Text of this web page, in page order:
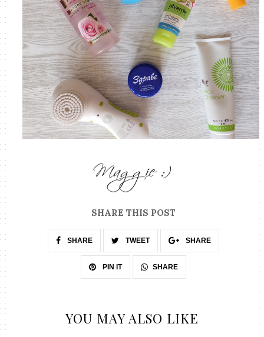
SHARE THIS POST
SHARE TWEET SHARE
PIN IT SHARE
YOU MAY ALSO LIKE